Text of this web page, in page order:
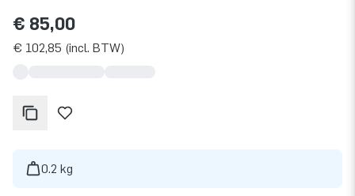
€ 85,00
€ 102,85 (incl. BTW)
0.2 kg